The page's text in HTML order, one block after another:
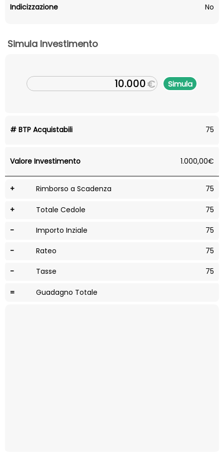
Indicizzazione No
Simula Investimento
€ Simula
# BTP Acquistabili 75
Valore Investimento 1.000,00€
+ Rimborso a Scadenza 75
+ Totale Cedole 75
- Importo Inziale 75
- Rateo 75
- Tasse 75
= Guadagno Totale